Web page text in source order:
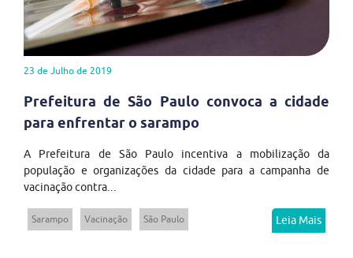
23 de Julho de 2019
Prefeitura de São Paulo convoca a cidade
para enfrentar o sarampo
A Prefeitura de São Paulo incentiva a mobilização da
população e organizações da cidade para a campanha de
vacinação contra...
Sarampo Vacinação São Paulo Leia Mais